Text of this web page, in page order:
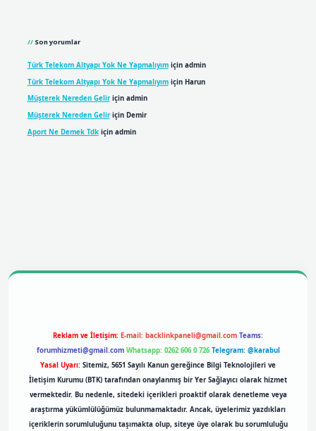
Son yorumlar
Türk Telekom Altyapı Yok Ne Yapmalıyımiçin admin
Türk Telekom Altyapı Yok Ne Yapmalıyımiçin Harun
Müşterek Nereden Geliriçin admin
Müşterek Nereden Geliriçin Demir
Aport Ne Demek Tdkiçin admin
Reklam ve İletişim: E-mail: backlinkpaneli@gmail.com Teams:
forumhizmeti@gmail.com Whatsapp: 0262 606 0 726 Telegram: @karabul
Yasal Uyarı: Sitemiz, 5651 Sayılı Kanun gereğince Bilgi Teknolojileri ve
İletişim Kurumu (BTK) tarafından onaylanmış bir Yer Sağlayıcı olarak hizmet
vermektedir. Bu nedenle, sitedeki içerikleri proaktif olarak denetleme veya
araştırma yükümlülüğümüz bulunmamaktadır. Ancak, üyelerimiz yazdıkları
içeriklerin sorumluluğunu taşımakta olup, siteye üye olarak bu sorumluluğu